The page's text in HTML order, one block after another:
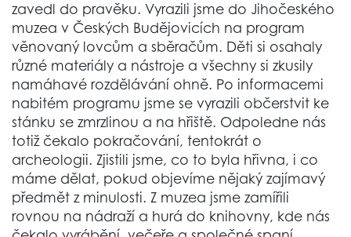
zavedl do pravěku. Vyrazili jsme do Jihočeského
muzea v Českých Budějovicích na program
věnovaný lovcům a sběračům. Děti si osahaly
různé materiály a nástroje a všechny si zkusily
namáhavé rozdělávání ohně. Po informacemi
nabitém programu jsme se vyrazili občerstvit ke
stánku se zmrzlinou a na hřiště. Odpoledne nás
totiž čekalo pokračování, tentokrát o
archeologii. Zjistili jsme, co to byla hřivna, i co
máme dělat, pokud objevíme nějaký zajímavý
předmět z minulosti. Z muzea jsme zamířili
rovnou na nádraží a hurá do knihovny, kde nás